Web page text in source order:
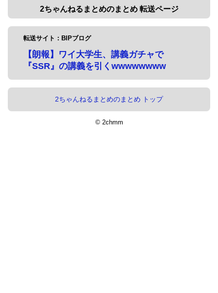
2ちゃんねるまとめのまとめ 転送ページ
転送サイト：BIPブログ
【朗報】ワイ大学生、講義ガチャで
『SSR』の講義を引くwwwwwwww
2ちゃんねるまとめのまとめ トップ
© 2chmm